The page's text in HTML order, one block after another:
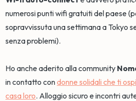
numerosi punti wifi gratuiti del paese
sopravvissuta una settimana a Tokyo
senza problemi).
Ho anche aderito alla community
in contatto condonne solidali che ti
casa loro. Alloggio sicuro e incontri